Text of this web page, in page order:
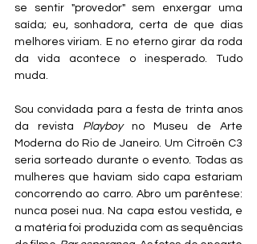
se sentir "provedor" sem enxergar uma
saída; eu, sonhadora, certa de que dias
melhores viriam. E no eterno girar da roda
da vida acontece o inesperado. Tudo
muda.
Sou convidada para a festa de trinta anos
da revista Playboy no Museu de Arte
Moderna do Rio de Janeiro. Um Citroën C3
seria sorteado durante o evento. Todas as
mulheres que haviam sido capa estariam
concorrendo ao carro. Abro um parêntese:
nunca posei nua. Na capa estou vestida, e
a matéria foi produzida com as sequências